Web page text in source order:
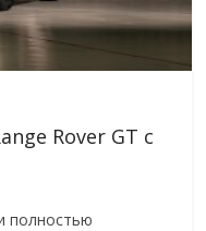
Rover GT с
полностью